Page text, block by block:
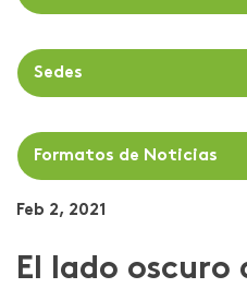
Sedes
Formatos de Noticias
Feb 2, 2021
El lado